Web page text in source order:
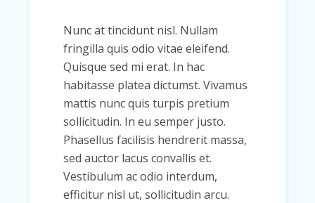
Nunc at tincidunt nisl. Nullam
fringilla quis odio vitae eleifend.
Quisque sed mi erat. In hac
habitasse platea dictumst. Vivamus
mattis nunc quis turpis pretium
sollicitudin. In eu semper justo.
Phasellus facilisis hendrerit massa,
sed auctor lacus convallis et.
Vestibulum ac odio interdum,
efficitur nisl ut, sollicitudin arcu.